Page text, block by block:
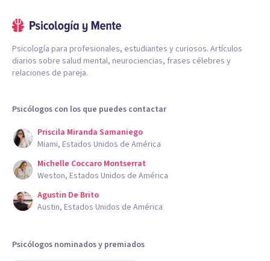
Psicología para profesionales, estudiantes y curiosos. Artículos
diarios sobre salud mental, neurociencias, frases célebres y
relaciones de pareja.
Psicólogos con los que puedes contactar
Priscila Miranda Samaniego
Miami, Estados Unidos de América
Michelle Coccaro Montserrat
Weston, Estados Unidos de América
Agustin De Brito
Austin, Estados Unidos de América
Psicólogos nominados y premiados